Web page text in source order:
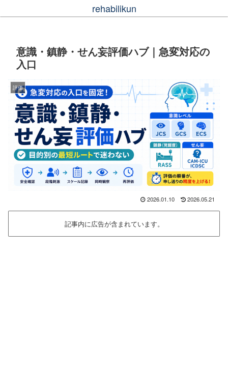
rehabilikun
意識・鎮静・せん妄評価ハブ｜急変対応の
入口
評価
2026.01.10 2026.05.21
記事内に広告が含まれています。